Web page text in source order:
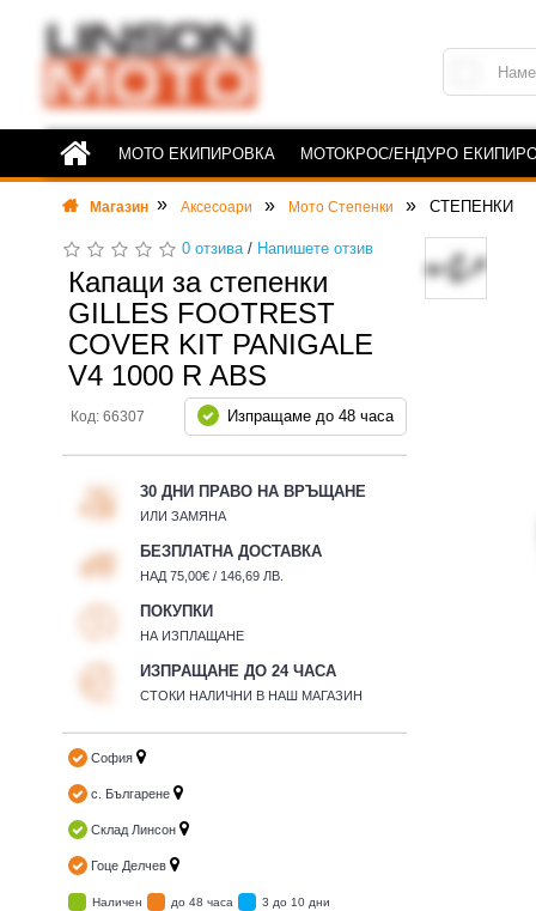
МОТО ЕКИПИРОВКА МОТОКРОС/ЕНДУРО
Магазин Аксесоари Мото Степенки СТЕПЕНКИ
0 отзива/ Напишете отзив
Капаци за степенки
GILLES FOOTREST
COVER KIT PANIGALE
V4 1000 R ABS
Код: 66307 Изпращаме до 48 часа
30 ДНИ ПРАВО НА ВРЪЩАНЕ
ИЛИ ЗАМЯНА
БЕЗПЛАТНА ДОСТАВКА
НАД 75,00€ / 146,69 ЛВ.
ПОКУПКИ
НА ИЗПЛАЩАНЕ
ИЗПРАЩАНЕ ДО 24 ЧАСА
СТОКИ НАЛИЧНИ В НАШ МАГАЗИН
София
с. Българене
Склад Линсон
Гоце Делчев
Наличен до 48 часа 3 до 10 дни